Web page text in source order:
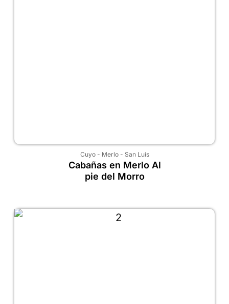
Cuyo- Merlo- San Luis
Cabañas en Merlo Al
pie del Morro